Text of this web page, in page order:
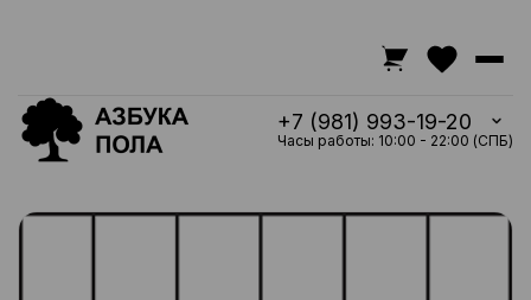
+7 (981) 993-19-20
Часы работы: 10:00 - 22:00 (СПБ)